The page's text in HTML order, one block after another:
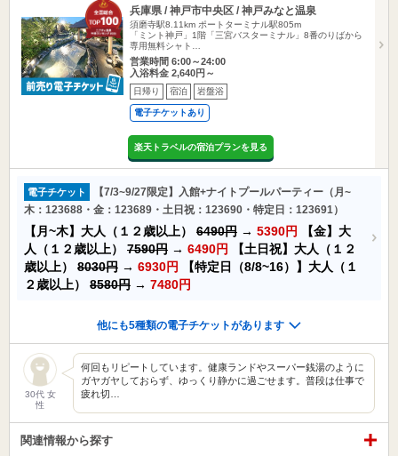
兵庫県 / 神戸市中央区 / 神戸みなと温泉
須磨寺駅8.11km ポートターミナル駅805m
「ミント神戸」1階「三宮バスターミナル」8番のりばから
専用無料シャト…
営業時間 6:00～24:00
入浴料金 2,640円～
日帰り 宿泊 岩盤浴
電子チケットあり
楽天トラベルの宿泊プランを見る
電子チケット
【7/3~9/27限定】入館+ナイトプールパーティー（月~
木：123688・金：123689・土日祝：123690・特定日：123691）
【月~木】大人（１２歳以上） 6490円 → 5390円
【金】大
人（１２歳以上） 7590円 → 6490円
【土日祝】大人（１２
歳以上） 8030円 → 6930円
【特定日（8/8~16）】大人（１
２歳以上） 8580円 → 7480円
他にも5種類の電子チケットがあります
30代 女
性
何回もリピートしています。健康ランドやスーパー銭湯のように
ガヤガヤしておらず、ゆっくり静かに過ごせます。普段は仕事で
疲れ切…
関連情報から探す